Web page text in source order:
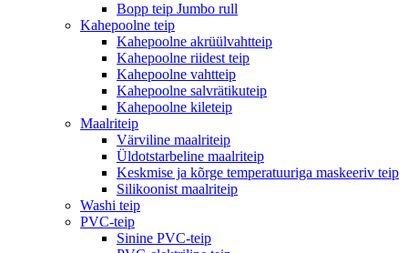
Bopp teip Jumbo rull
Kahepoolne teip
Kahepoolne akrüülvahtteip
Kahepoolne riidest teip
Kahepoolne vahtteip
Kahepoolne salvrätikuteip
Kahepoolne kileteip
Maalriteip
Värviline maalriteip
Üldotstarbeline maalriteip
Keskmise ja kõrge temperatuuriga maskeeriv teip
Silikoonist maalriteip
Washi teip
PVC-teip
Sinine PVC-teip